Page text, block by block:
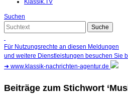
Klassik.TV
Suchen
Für Nutzungsrechte an diesen Meldungen
und weitere Dienstleistungen besuchen Sie
➜ www.klassik-nachrichten-agentur.de
Beiträge zum Stichwort